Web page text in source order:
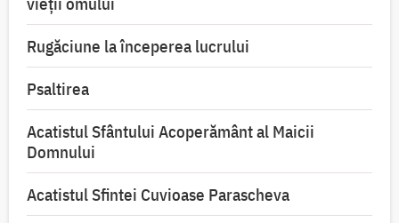
Rugăciune la începerea lucrului
Psaltirea
Acatistul Sfântului Acoperământ al Maicii
Domnului
Acatistul Sfintei Cuvioase Parascheva